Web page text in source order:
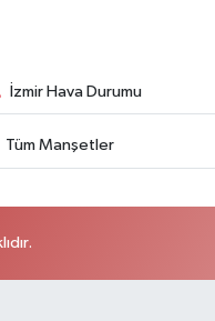
İzmir Hava Durumu
Tüm Manşetler